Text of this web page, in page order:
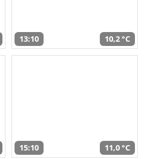
13:10 10,2 °C
15:10 11,0 °C